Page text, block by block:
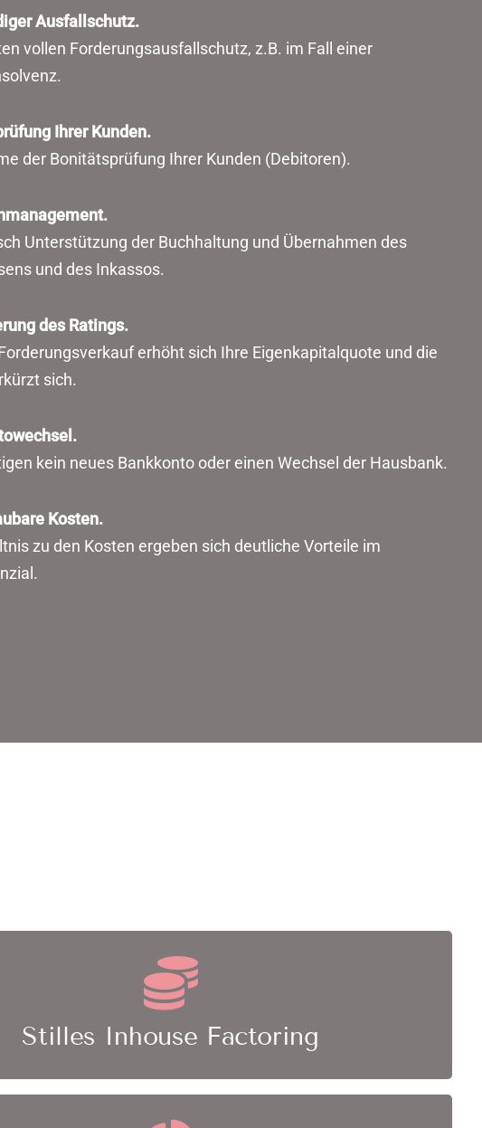
Ausfallschutz.
vollen Forderungsausfallschutz, z.B. im Fall einer
Ihrer Kunden.
der Bonitätsprüfung Ihrer Kunden (Debitoren).
Unterstützung der Buchhaltung und Übernahmen des
und des Inkassos.
des Ratings.
erhöht sich Ihre Eigenkapitalquote und die
sich.
kein neues Bankkonto oder einen Wechsel der Hausbank.
Kosten.
zu den Kosten ergeben sich deutliche Vorteile im
Stilles Inhouse Factoring
liegt komplett bei Ihnen und der Factor
übernimmt die reine Finanzierungsfunktion